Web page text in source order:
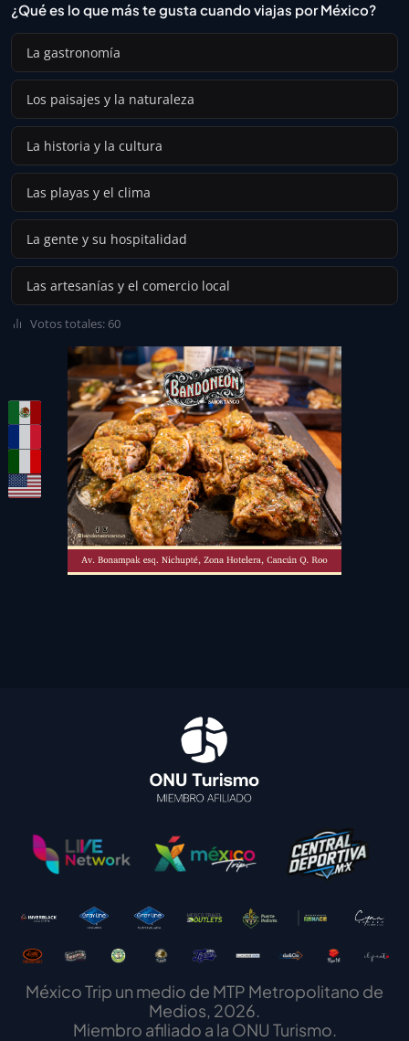
¿Qué es lo que más te gusta cuando viajas por México?
La gastronomía
Los paisajes y la naturaleza
La historia y la cultura
Las playas y el clima
La gente y su hospitalidad
Las artesanías y el comercio local
Votos totales: 60
México Trip un medio de MTP Metropolitano de
Medios, 2026.
Miembro afiliado a la ONU Turismo.